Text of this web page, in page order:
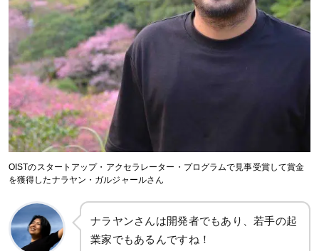
OISTのスタートアップ・アクセラレーター・プログラムで見事受賞して賞金
を獲得したナラヤン・ガルジャールさん
ナラヤンさんは開発者でもあり、若手の起
業家でもあるんですね！